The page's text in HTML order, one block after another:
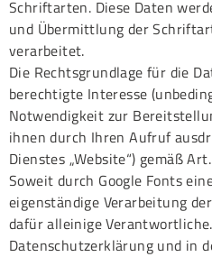
Schriftarten. Diese Daten
und Übermittlung der
verarbeitet.
Die Rechtsgrundlage für die
berechtigte Interesse
Notwendigkeit zur
ihnen durch Ihren Aufruf
Dienstes „Website“) gemäß
Soweit durch Google Fonts
eigenständige Verarbeitung
dafür alleinige
Datenschutzerklärung und in